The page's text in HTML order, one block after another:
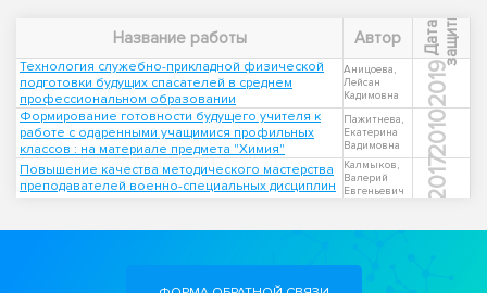
Название работы Автор Д
а
т
а
з
а
щ
и
т ы
Технология служебно-прикладной физической
подготовки будущих спасателей в среднем
профессиональном образовании
Аницоева,
Лейсан
Кадимовна
2019
Формирование готовности будущего учителя к
работе с одаренными учащимися профильных
классов : на материале предмета "Химия"
Пажитнева,
Екатерина
Вадимовна
2010
Повышение качества методического мастерства
преподавателей военно-специальных дисциплин
Калмыков,
Валерий
Евгеньевич
2017